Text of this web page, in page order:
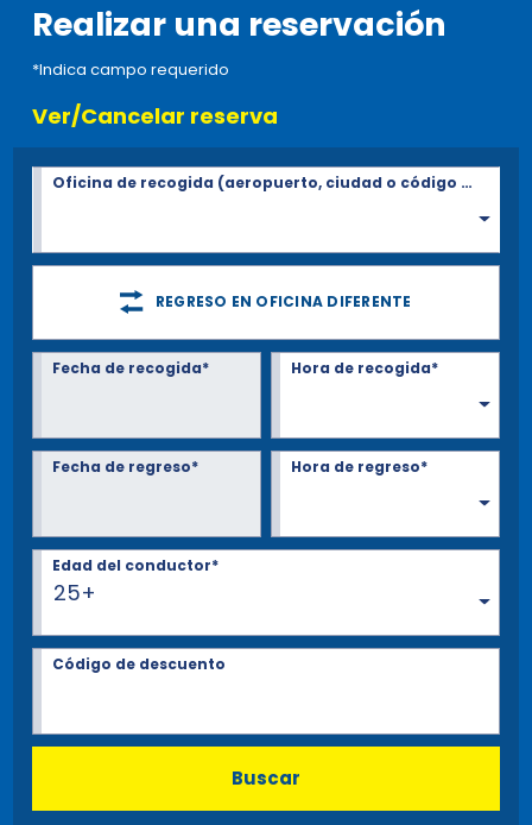
Realizar una reservación
*Indica campo requerido
Ver/Cancelar reserva
Oficina de recogida (aeropuerto, ciudad o código Postal)*
REGRESO EN OFICINA DIFERENTE
Fecha de recogida* Hora de recogida*
Fecha de regreso* Hora de regreso*
25+
Edad del conductor*
Código de descuento
Buscar